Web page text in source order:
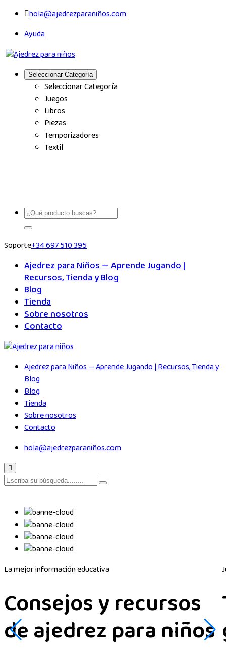
hola@ajedrezparaniños.com
Ayuda
Seleccionar Categoría
Seleccionar Categoría
Juegos
Libros
Piezas
Temporizadores
Textil
Soporte+34 697 510 395
Ajedrez para Niños — Aprende Jugando |
Recursos, Tienda y Blog
Blog
Tienda
Sobre nosotros
Contacto
Ajedrez para Niños — Aprende Jugando | Recursos, Tienda y
Blog
Blog
Tienda
Sobre nosotros
Contacto
hola@ajedrezparaniños.com
La mejor información educativa
Consejos y recursos
de ajedrez para niños